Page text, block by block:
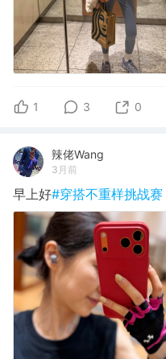
1 3 0
辣佬Wang
3月前
早上好#穿搭不重样挑战赛